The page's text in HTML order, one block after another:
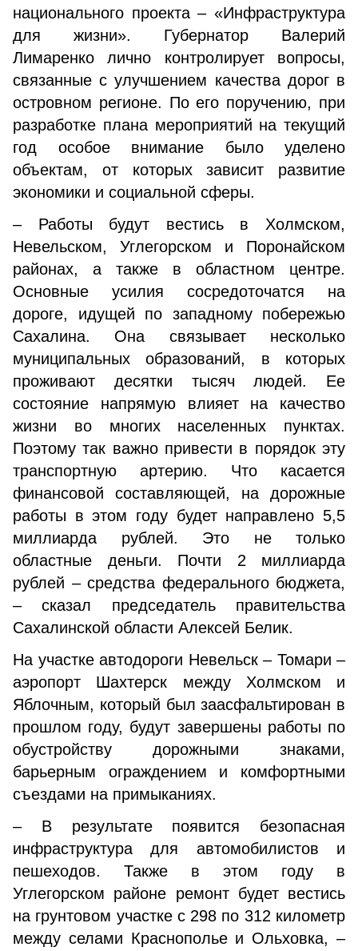
национального проекта – «Инфраструктура
для жизни». Губернатор Валерий
Лимаренко лично контролирует вопросы,
связанные с улучшением качества дорог в
островном регионе. По его поручению, при
разработке плана мероприятий на текущий
год особое внимание было уделено
объектам, от которых зависит развитие
экономики и социальной сферы.
– Работы будут вестись в Холмском,
Невельском, Углегорском и Поронайском
районах, а также в областном центре.
Основные усилия сосредоточатся на
дороге, идущей по западному побережью
Сахалина. Она связывает несколько
муниципальных образований, в которых
проживают десятки тысяч людей. Ее
состояние напрямую влияет на качество
жизни во многих населенных пунктах.
Поэтому так важно привести в порядок эту
транспортную артерию. Что касается
финансовой составляющей, на дорожные
работы в этом году будет направлено 5,5
миллиарда рублей. Это не только
областные деньги. Почти 2 миллиарда
рублей – средства федерального бюджета,
– сказал председатель правительства
Сахалинской области Алексей Белик.
На участке автодороги Невельск – Томари –
аэропорт Шахтерск между Холмском и
Яблочным, который был заасфальтирован в
прошлом году, будут завершены работы по
обустройству дорожными знаками,
барьерным ограждением и комфортными
съездами на примыканиях.
– В результате появится безопасная
инфраструктура для автомобилистов и
пешеходов. Также в этом году в
Углегорском районе ремонт будет вестись
на грунтовом участке с 298 по 312 километр
между селами Краснополье и Ольховка, –